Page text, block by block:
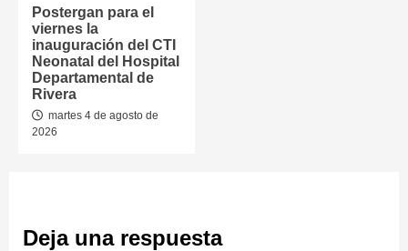
Postergan para el
viernes la
inauguración del CTI
Neonatal del Hospital
Departamental de
Rivera
martes 4 de agosto de
2026
Deja una respuesta